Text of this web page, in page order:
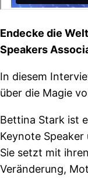
Endecke die
Speakers
In diesem
über die Magie
Bettina Stark ist
Keynote Speaker
Sie setzt mit
Veränderung,